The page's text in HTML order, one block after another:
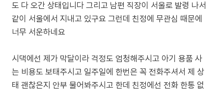
도 다 오간 상태입니다 그리고 남편 직장이 서울로 발령 나서
같이 서울에서 지내고 있구요 그런데 친정에 무관심 때문에
너무 서운하네요
시댁에선 제가 막달이라 걱정도 엄청해주시고 아기 용품 사
는 비용도 보태주시고 일주일에 한번은 꼭 전화주셔서 제 상
태 괜찮은지 안부 물어봐주시고 한데 친정에선 전화 한통 없